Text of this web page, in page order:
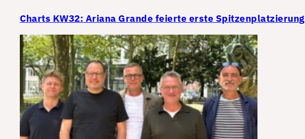
Charts KW32: Ariana Grande feierte erste Spitzenplatzierung